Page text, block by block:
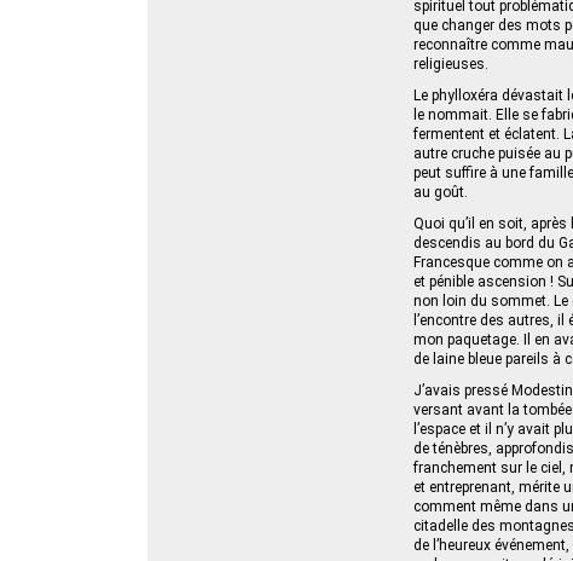
spirituel tout
que changer des mots
reconnaître comme
religieuses.
Le phylloxéra dévastait
le nommait. Elle se
fermentent et éclatent.
autre cruche puisée au
peut suffire à une
au goût.
Quoi qu’il en soit,
descendis au bord du
Francesque comme on
et pénible ascension !
non loin du sommet. Le
l’encontre des autres,
mon paquetage. Il en
de laine bleue pareils à
J’avais pressé
versant avant la
l’espace et il n’y avait
de ténèbres,
franchement sur le ciel,
et entreprenant, mérite
comment même dans
citadelle des
de l’heureux